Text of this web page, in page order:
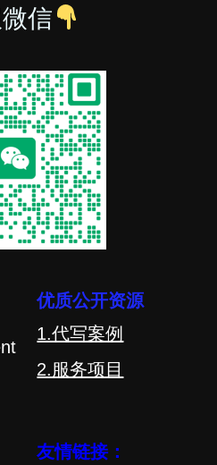
信
优质公开资源
1.代写案例
2.服务项目
友情链接：